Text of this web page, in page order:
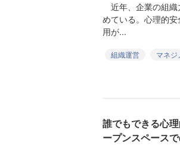
近年、企業の組織
めている。心理的
用が...
組織運営 マネジ
誰でもできる心
ープンスペース